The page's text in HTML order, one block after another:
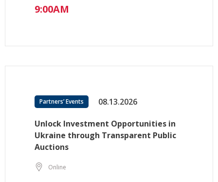
9:00AM
Partners’ Events 08.13.2026
Unlock Investment Opportunities in
Ukraine through Transparent Public
Auctions
Online